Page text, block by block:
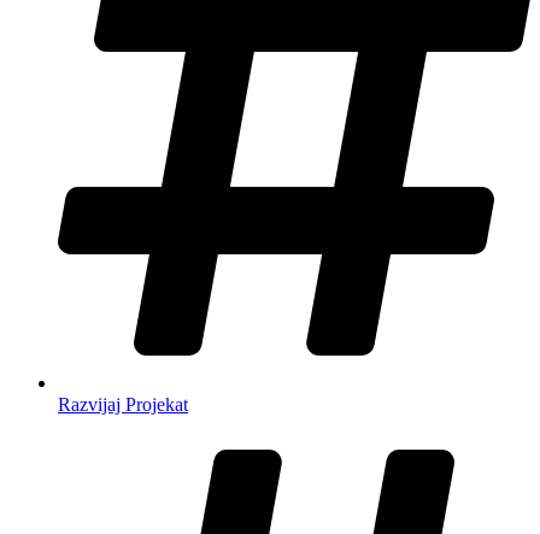
Razvijaj Projekat